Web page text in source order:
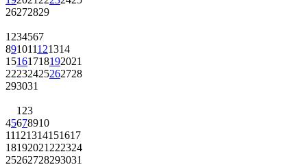
26272829
1 234567
891011121314
15161718192021
22232425262728
293031
1 23
45678910
11121314151617
18192021 222324
25262728293031